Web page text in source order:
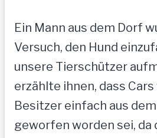
Ein Mann aus dem Dorf
Versuch, den Hund
unsere Tierschützer
erzählte ihnen, dass
Besitzer einfach aus
geworfen worden sei, da